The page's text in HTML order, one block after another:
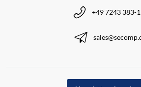
+49 7243 383-